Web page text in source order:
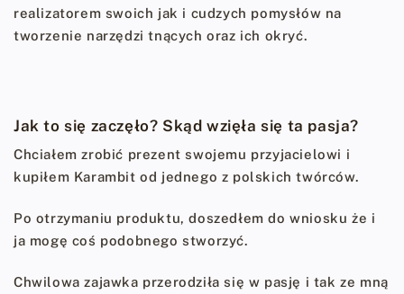
realizatorem swoich jak i cudzych pomysłów na
tworzenie narzędzi tnących oraz ich okryć.
Jak to się zaczęło? Skąd wzięła się ta pasja?
Chciałem zrobić prezent swojemu przyjacielowi i
kupiłem Karambit od jednego z polskich twórców.
Po otrzymaniu produktu, doszedłem do wniosku że i
ja mogę coś podobnego stworzyć.
Chwilowa zajawka przerodziła się w pasję i tak ze mną